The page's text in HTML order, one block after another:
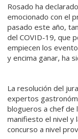
Rosado ha
emocionado con el
pasado este año,
del COVID-19, que
empiecen los
y encima ganar, ha
La resolución del
expertos
blogueros a chef de
manifiesto el nivel y
concurso a nivel